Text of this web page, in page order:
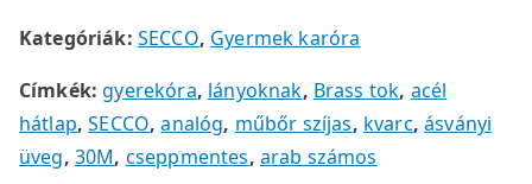
Kategóriák: SECCO, Gyermek karóra
Címkék:gyerekóra, lányoknak, Brass tok, acél
hátlap,SECCO,analóg, műbőr szíjas, kvarc,ásványi
üveg, 30M, cseppmentes, arab számos